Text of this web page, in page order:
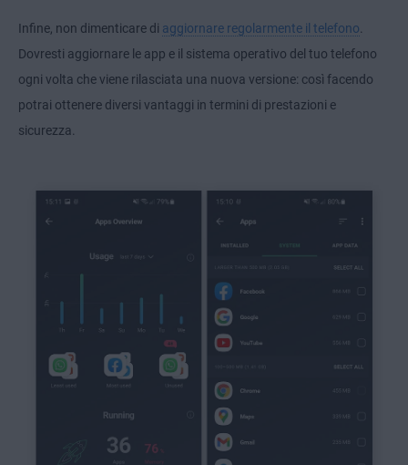
Infine, non dimenticare di aggiornare regolarmente il telefono
Dovresti aggiornare le app e il sistema operativo del tuo telefono
ogni volta che viene rilasciata una nuova versione: così facendo
potrai ottenere diversi vantaggi in termini di prestazioni e
sicurezza.